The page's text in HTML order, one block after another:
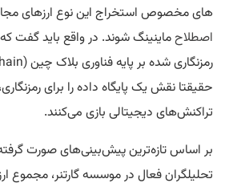
های مخصوص استخراج این نوع ارزهای
اصطلاحماینینگ شوند. در واقع باید گفت
حقیقتا نقش یک پایگاه داده را برای
تراکنش‌های دیجیتالی بازی می‌کنند.
بر اساس تازه‌ترین پیش‌بینی‌های صورت
تحلیلگران فعال در موسسه گارتنر،